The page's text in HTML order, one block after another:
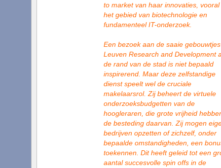
to market van haar innovaties, vooral
het gebied van biotechnologie en
fundamenteel IT-onderzoek.
Een bezoek aan de saaie
Leuven Research and Development
de rand van de stad is niet bepaald
inspirerend. Maar deze zelfstandige
dienst speelt wel de cruciale
makelaarsrol. Zij beheert de virtuele
onderzoeksbudgetten van de
hoogleraren, die grote vrijheid
de besteding daarvan. Zij mogen
bedrijven opzetten of zichzelf, onder
bepaalde omstandigheden, een
toekennen. Dit heeft geleid tot een
aantal succesvolle spin offs in de